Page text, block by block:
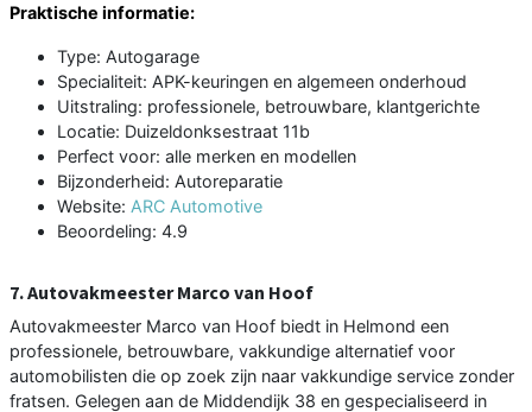
Praktische informatie:
Type: Autogarage
Specialiteit: APK-keuringen en algemeen onderhoud
Uitstraling: professionele, betrouwbare, klantgerichte
Locatie: Duizeldonksestraat 11b
Perfect voor: alle merken en modellen
Bijzonderheid: Autoreparatie
Website: ARC Automotive
Beoordeling: 4.9
7. Autovakmeester Marco van Hoof
Autovakmeester Marco van Hoof biedt in Helmond een
professionele, betrouwbare, vakkundige alternatief voor
automobilisten die op zoek zijn naar vakkundige service zonder
fratsen. Gelegen aan de Middendijk 38 en gespecialiseerd in